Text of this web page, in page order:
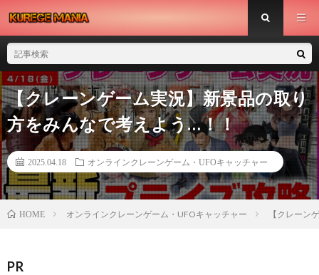
【クレーンゲーム実況】新景品の取り
方をみんなで考えよう…！！
2025.04.18 オンラインクレーンゲーム・UFOキャッチャー
HOME オンラインクレーンゲーム・UFOキャッチャー 【クレーン
PR